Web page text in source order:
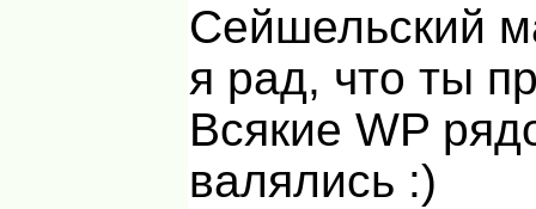
Сейшельский
я рад, что ты
Всякие WP
валялись :)